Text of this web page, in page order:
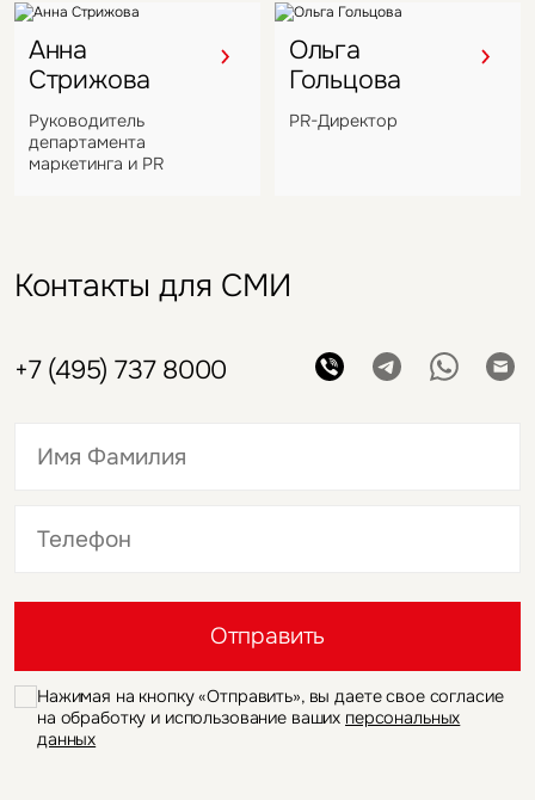
Анна
Стрижова
Руководитель
департамента
маркетинга и PR
Ольга
Гольцова
PR-Директор
Контакты для СМИ
+7 (495) 737 8000
Отправить
Нажимая на кнопку «Отправить», вы даете свое согласие
на обработку и использование ваших персональных
данных